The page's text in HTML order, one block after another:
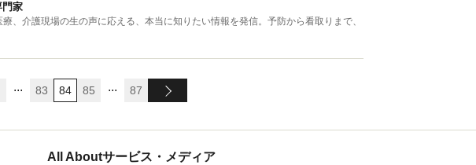
門家
、介護現場の生の声に応える、本当に知りたい情報を発信。予防から看取りまで、
... 83 84 85 ... 87
All Aboutサービス・メディア